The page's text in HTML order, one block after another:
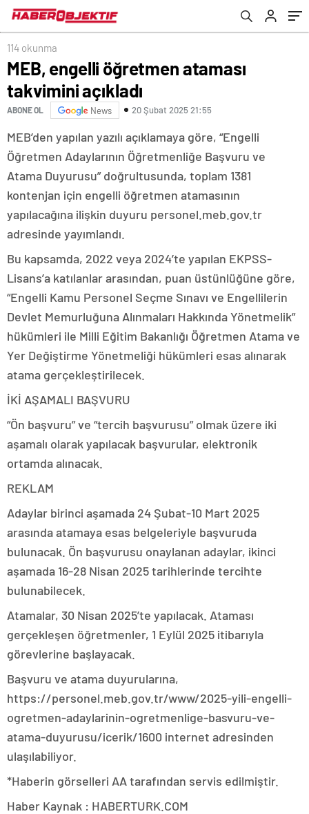
114 okunma
MEB, engelli öğretmen ataması
takvimini açıkladı
ABONE OL News 20 Şubat 2025 21:55
MEB’den yapılan yazılı açıklamaya göre, “Engelli
Öğretmen Adaylarının Öğretmenliğe Başvuru ve
Atama Duyurusu” doğrultusunda, toplam 1381
kontenjan için engelli öğretmen atamasının
yapılacağına ilişkin duyuru personel.meb.gov.tr
adresinde yayımlandı.
Bu kapsamda, 2022 veya 2024’te yapılan EKPSS-
Lisans’a katılanlar arasından, puan üstünlüğüne göre,
“Engelli Kamu Personel Seçme Sınavı ve Engellilerin
Devlet Memurluğuna Alınmaları Hakkında Yönetmelik”
hükümleri ile Milli Eğitim Bakanlığı Öğretmen Atama ve
Yer Değiştirme Yönetmeliği hükümleri esas alınarak
atama gerçekleştirilecek.
İKİ AŞAMALI BAŞVURU
“Ön başvuru” ve “tercih başvurusu” olmak üzere iki
aşamalı olarak yapılacak başvurular, elektronik
ortamda alınacak.
REKLAM
Adaylar birinci aşamada 24 Şubat-10 Mart 2025
arasında atamaya esas belgeleriyle başvuruda
bulunacak. Ön başvurusu onaylanan adaylar, ikinci
aşamada 16-28 Nisan 2025 tarihlerinde tercihte
bulunabilecek.
Atamalar, 30 Nisan 2025’te yapılacak. Ataması
gerçekleşen öğretmenler, 1 Eylül 2025 itibarıyla
görevlerine başlayacak.
Başvuru ve atama duyurularına,
https://personel.meb.gov.tr/www/2025-yili-engelli-
ogretmen-adaylarinin-ogretmenlige-basvuru-ve-
atama-duyurusu/icerik/1600 internet adresinden
ulaşılabiliyor.
*Haberin görselleri AA tarafından servis edilmiştir.
Haber Kaynak : HABERTURK.COM